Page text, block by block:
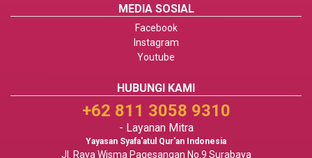
MEDIA SOSIAL
Facebook
Instagram
Youtube
HUBUNGI KAMI
+62 811 3058 9310
- Layanan Mitra
Yayasan Syafa'atul Qur'an Indonesia
Jl. Raya Wisma Pagesangan No.9 Surabaya